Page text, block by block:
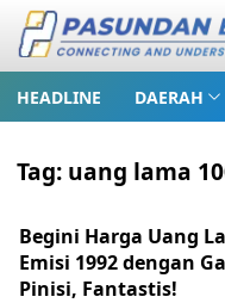
HEADLINE DAERAH
Tag: uang lama
Begini Harga Uang
Emisi 1992 dengan
Pinisi, Fantastis!